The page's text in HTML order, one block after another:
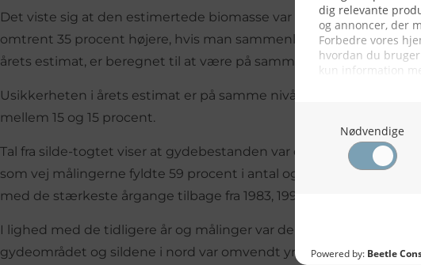
Det viste sig at den estimertede biomasse var omtrent 23
omtrent 35 procent højere, hvis man sammenlignede med sidste
årets estimat, er beregnet til at være på samme niveau som sidst
Usikkerheten i årets estimat er på samme nivå som i fjor, dog med
mellem 15 og 15 procent.
Tal fra silde-togtet viser at gydebestanden var domineret af
som vej målingerne fyldte 59 procent i antal og 48 procent i vægt.
med de stærkeste årgange tilbage fra 1983, 1991 og 2002.
I lighed med de tidligere år og målinger var de fleste sild ældre i
gydeområdet og sildene i nord var omvendt yngre. Ligeledes blev